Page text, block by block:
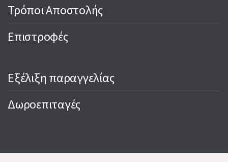
Τρόποι Αποστολής
Επιστροφές
Εξέλιξη παραγγελίας
Δωροεπιταγές